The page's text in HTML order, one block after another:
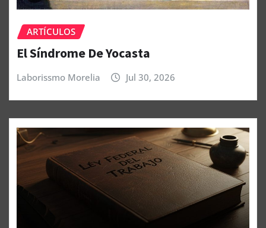
ARTÍCULOS
El Síndrome De Yocasta
Laborissmo Morelia Jul 30, 2026